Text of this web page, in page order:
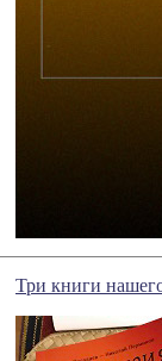
Три книги